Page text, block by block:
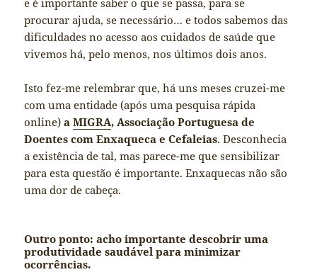
procurar ajuda, se necessário… e todos sabemos das
dificuldades no acesso aos cuidados de saúde que
vivemos há, pelo menos, nos últimos dois anos.
Isto fez-me relembrar que, há uns meses cruzei-me
com uma entidade (após uma pesquisa rápida
online)aMIGRA, Associação Portuguesa de
Doentes com Enxaqueca e Cefaleias. Desconhecia
a existência de tal, mas parece-me que sensibilizar
para esta questão é importante. Enxaquecas não são
uma dor de cabeça.
Outro ponto: acho importante descobrir uma
produtividade saudável para minimizar
ocorrências.